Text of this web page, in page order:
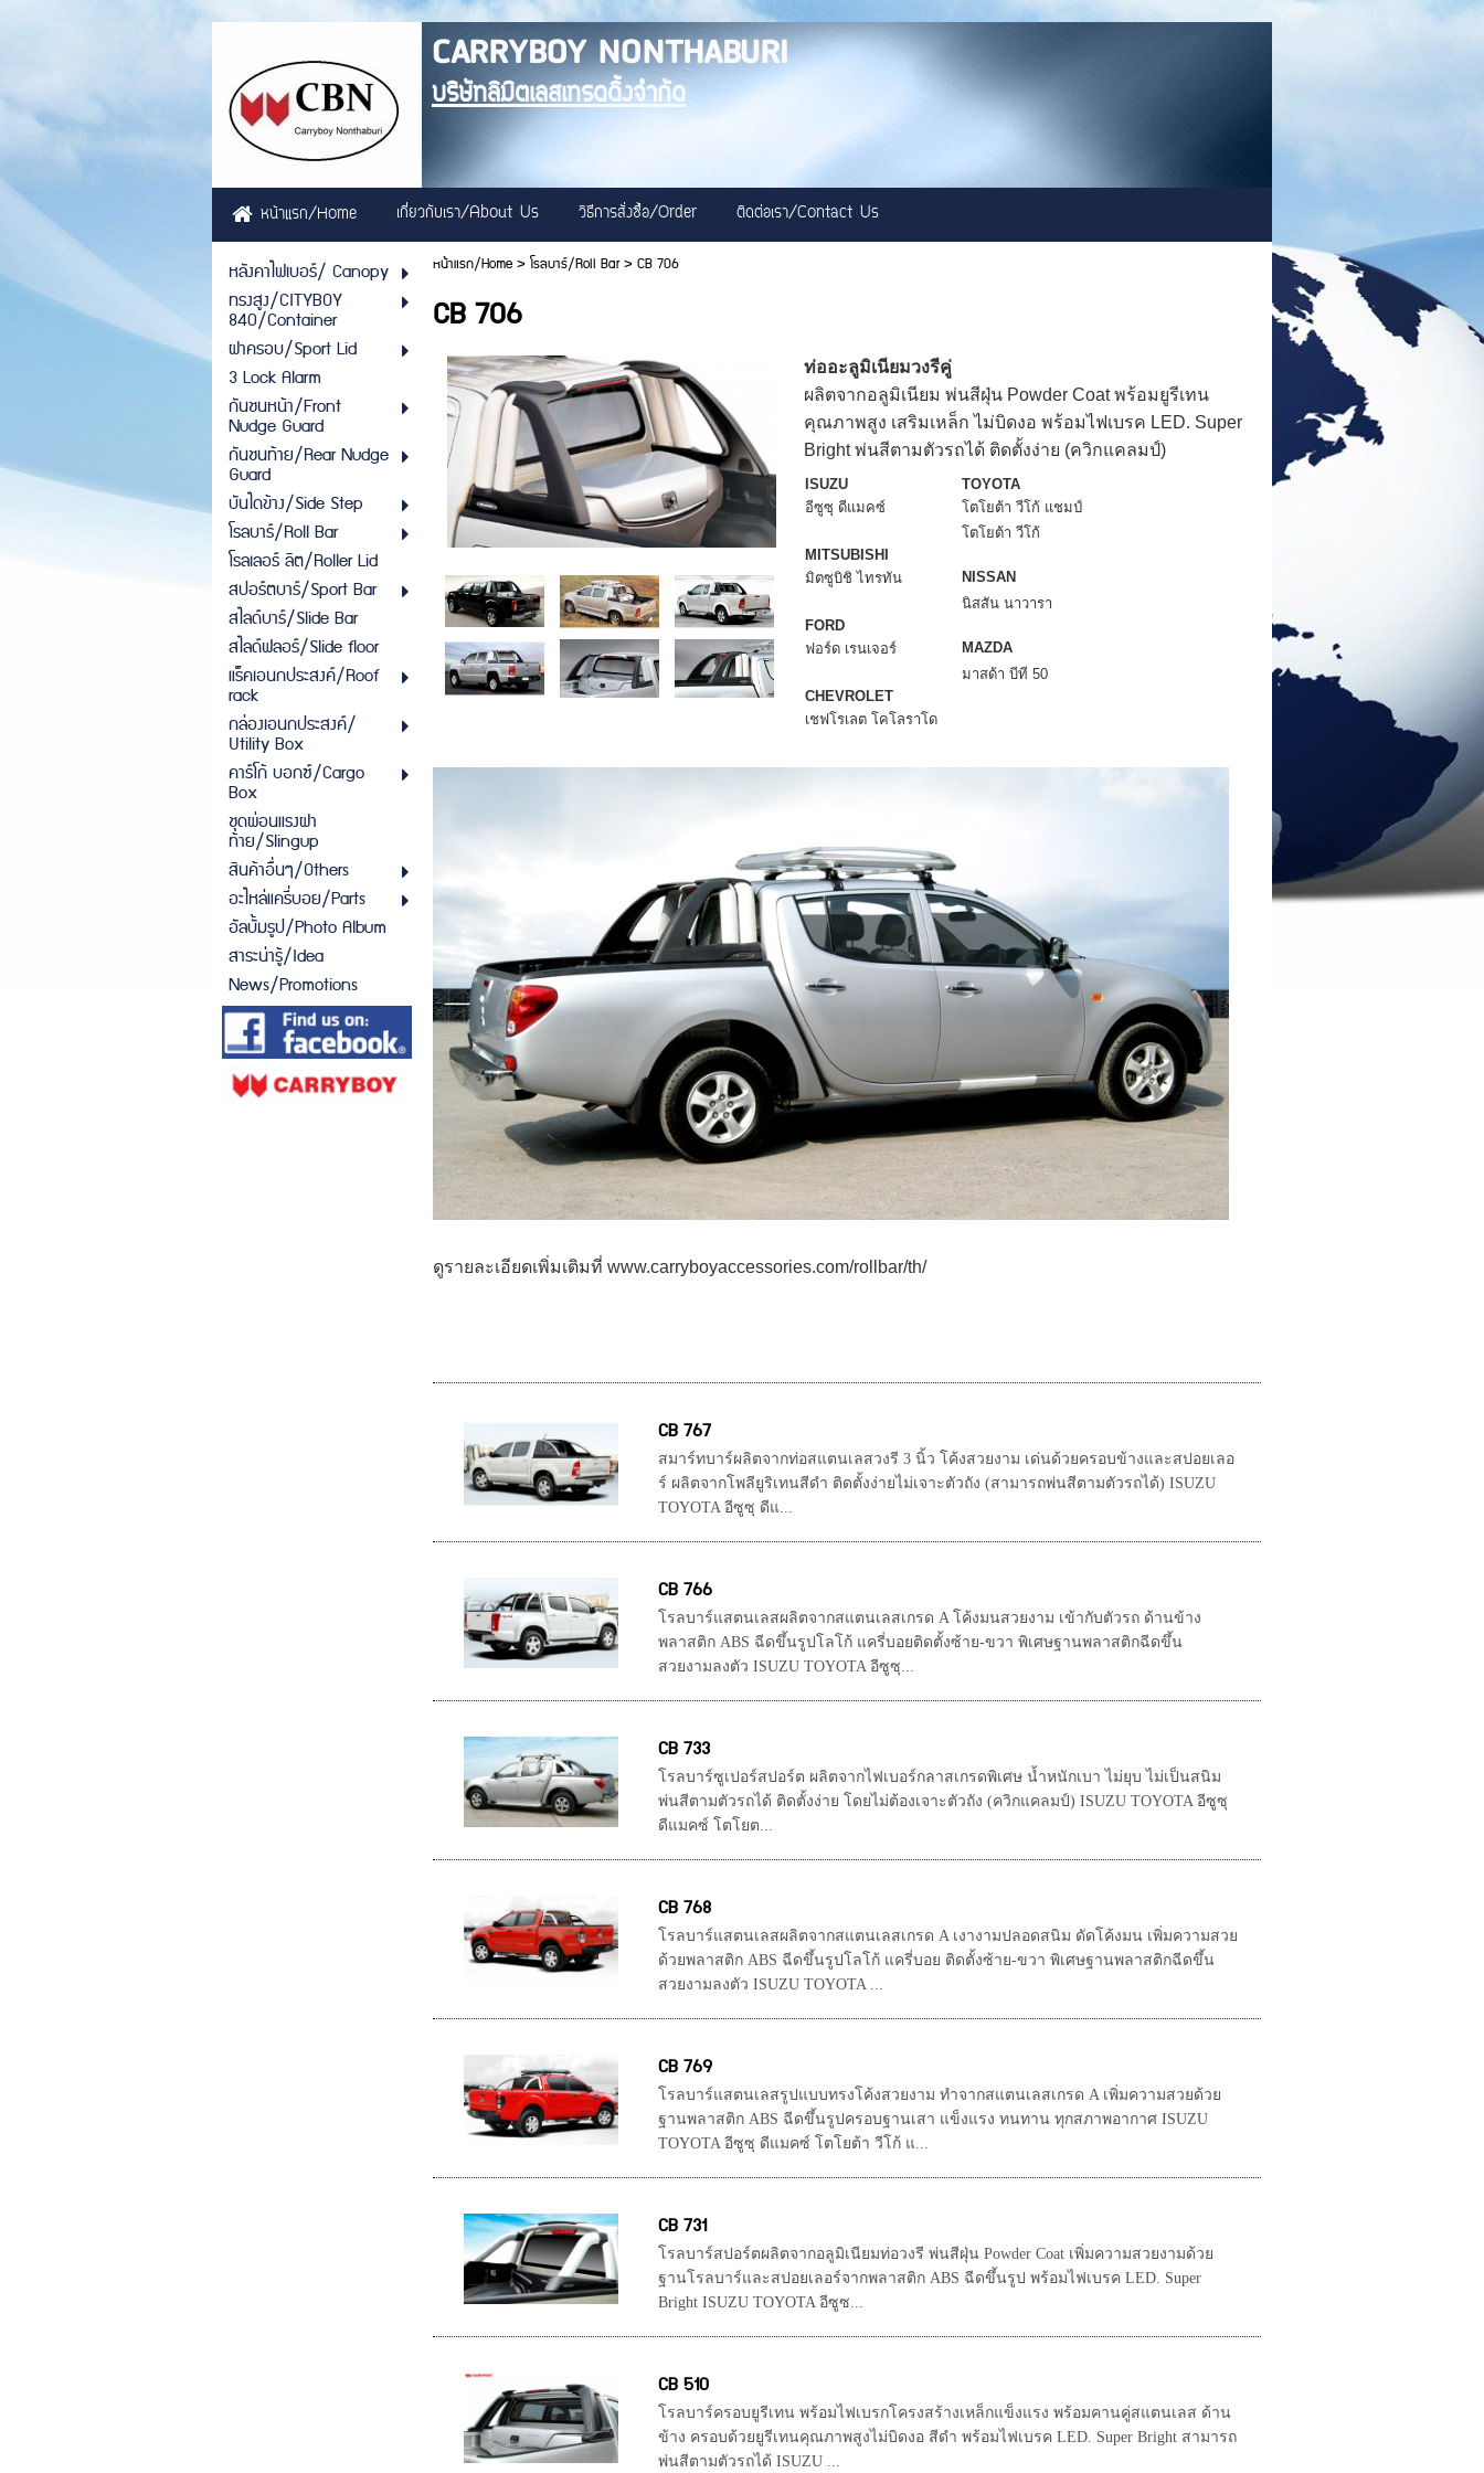
CARRYBOY NONTHABURI
บริษัทลิมิตเลสเทรดดิ้งจำกัด
หน้าแรก/Home เกี่ยวกับเรา/About Us วิธีการสั่งซื้อ/Order ติดต่อเรา/Contact Us
หลังคาไฟเบอร์/ Canopy
ทรงสูง/CITYBOY
840/Container
ฝาครอบ/Sport Lid
3 Lock Alarm
กันชนหน้า/Front
Nudge Guard
กันชนท้าย/Rear Nudge
Guard
บันไดข้าง/Side Step
โรลบาร์/Roll Bar
โรลเลอร์ ลิต/Roller Lid
สปอร์ตบาร์/Sport Bar
สไลด์บาร์/Slide Bar
สไลด์ฟลอร์/Slide floor
แร็คเอนกประสงค์/Roof
rack
กล่องเอนกประสงค์/
Utility Box
คาร์โก้ บอกซ์/Cargo
Box
ชุดผ่อนแรงฝา
ท้าย/Slingup
สินค้าอื่นๆ/Others
อะไหล่แครี่บอย/Parts
อัลบั้มรูป/Photo Album
สาระน่ารู้/Idea
News/Promotions
หน้าแรก/Home>โรลบาร์/Roll Bar>CB 706
CB 706
ท่ออะลูมิเนียมวงรีคู่
ผลิตจากอลูมิเนียม พ่นสีฝุ่น Powder Coat พร้อมยูรีเทน
คุณภาพสูง เสริมเหล็ก ไม่บิดงอ พร้อมไฟเบรค LED. Super
Bright พ่นสีตามตัวรถได้ ติดตั้งง่าย (ควิกแคลมป์)
ISUZU
TOYOTA
อีซูซุ ดีแมคซ์
โตโยต้า วีโก้ แชมป์
โตโยต้า วีโก้
MITSUBISHI
มิตซูบิชิ ไทรทัน
NISSAN
นิสสัน นาวารา
FORD
ฟอร์ด เรนเจอร์
MAZDA
มาสด้า บีที 50
CHEVROLET
เชฟโรเลต โคโลราโด
ดูรายละเอียดเพิ่มเติมที่ www.carryboyaccessories.com/rollbar/th/
CB 767
สมาร์ทบาร์ผลิตจากท่อสแตนเลสวงรี 3 นิ้ว โค้งสวยงาม เด่นด้วยครอบข้างและสปอยเลอ
ร์ ผลิตจากโพลียูริเทนสีดำ ติดตั้งง่ายไม่เจาะตัวถัง (สามารถพ่นสีตามตัวรถได้) ISUZU
TOYOTA อีซูซุ ดีแ...
CB 766
โรลบาร์แสตนเลสผลิตจากสแตนเลสเกรด A โค้งมนสวยงาม เข้ากับตัวรถ ด้านข้าง
พลาสติก ABS ฉีดขึ้นรูปโลโก้ แครี่บอยติดตั้งซ้าย-ขวา พิเศษฐานพลาสติกฉีดขึ้น
สวยงามลงตัว ISUZU TOYOTA อีซูซุ...
CB 733
โรลบาร์ซูเปอร์สปอร์ต ผลิตจากไฟเบอร์กลาสเกรดพิเศษ น้ำหนักเบา ไม่ยุบ ไม่เป็นสนิม
พ่นสีตามตัวรถได้ ติดตั้งง่าย โดยไม่ต้องเจาะตัวถัง (ควิกแคลมป์) ISUZU TOYOTA อีซูซุ
ดีแมคซ์ โตโยต...
CB 768
โรลบาร์แสตนเลสผลิตจากสแตนเลสเกรด A เงางามปลอดสนิม ดัดโค้งมน เพิ่มความสวย
ด้วยพลาสติก ABS ฉีดขึ้นรูปโลโก้ แครี่บอย ติดตั้งซ้าย-ขวา พิเศษฐานพลาสติกฉีดขึ้น
สวยงามลงตัว ISUZU TOYOTA ...
CB 769
โรลบาร์แสตนเลสรูปแบบทรงโค้งสวยงาม ทำจากสแตนเลสเกรด A เพิ่มความสวยด้วย
ฐานพลาสติก ABS ฉีดขึ้นรูปครอบฐานเสา แข็งแรง ทนทาน ทุกสภาพอากาศ ISUZU
TOYOTA อีซูซุ ดีแมคซ์ โตโยต้า วีโก้ แ...
CB 731
โรลบาร์สปอร์ตผลิตจากอลูมิเนียมท่อวงรี พ่นสีฝุ่น Powder Coat เพิ่มความสวยงามด้วย
ฐานโรลบาร์และสปอยเลอร์จากพลาสติก ABS ฉีดขึ้นรูป พร้อมไฟเบรค LED. Super
Bright ISUZU TOYOTA อีซูซ...
CB 510
โรลบาร์ครอบยูรีเทน พร้อมไฟเบรกโครงสร้างเหล็กแข็งแรง พร้อมคานคู่สแตนเลส ด้าน
ข้าง ครอบด้วยยูรีเทนคุณภาพสูงไม่บิดงอ สีดำ พร้อมไฟเบรค LED. Super Bright สามารถ
พ่นสีตามตัวรถได้ ISUZU ...